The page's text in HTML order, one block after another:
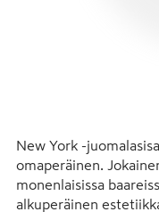
New York -
omaperäinen.
monenlaisissa
alkuperäinen